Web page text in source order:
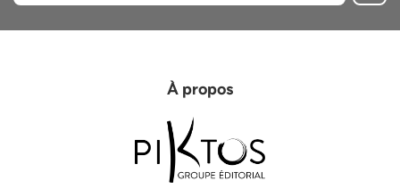
À propos